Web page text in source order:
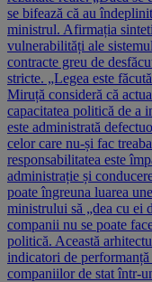
se bifează că au
ministrul. Afirmația
vulnerabilități ale
contracte greu de
stricte. „Legea este
Miruță consideră că
capacitatea politică de a
este administrată
celor care nu-și fac
responsabilitatea este
administrație și
poate îngreuna luarea
ministrului să „dea cu ei
companii nu se poate
politică. Această
indicatori de
companiilor de stat într-